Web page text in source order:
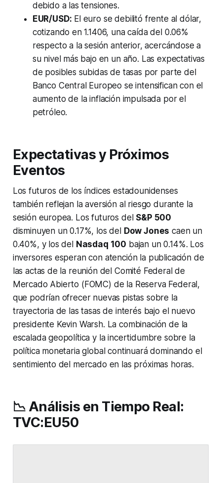
debido a las tensiones.
EUR/USD: El euro se debilitó frente al dólar,
cotizando en 1.1406, una caída del 0.06%
respecto a la sesión anterior, acercándose a
su nivel más bajo en un año. Las expectativas
de posibles subidas de tasas por parte del
Banco Central Europeo se intensifican con el
aumento de la inflación impulsada por el
petróleo.
Expectativas y Próximos
Eventos
Los futuros de los índices estadounidenses
también reflejan la aversión al riesgo durante la
sesión europea. Los futuros del S&P 500
disminuyen un 0.17%, los del
Dow Jones caen un
0.40%, y los del
Nasdaq 100 bajan un 0.14%. Los
inversores esperan con atención la publicación de
las actas de la reunión del Comité Federal de
Mercado Abierto (FOMC) de la Reserva Federal,
que podrían ofrecer nuevas pistas sobre la
trayectoria de las tasas de interés bajo el nuevo
presidente Kevin Warsh. La combinación de la
escalada geopolítica y la incertidumbre sobre la
política monetaria global continuará dominando el
sentimiento del mercado en las próximas horas.
📉 Análisis en Tiempo Real:
TVC:EU50